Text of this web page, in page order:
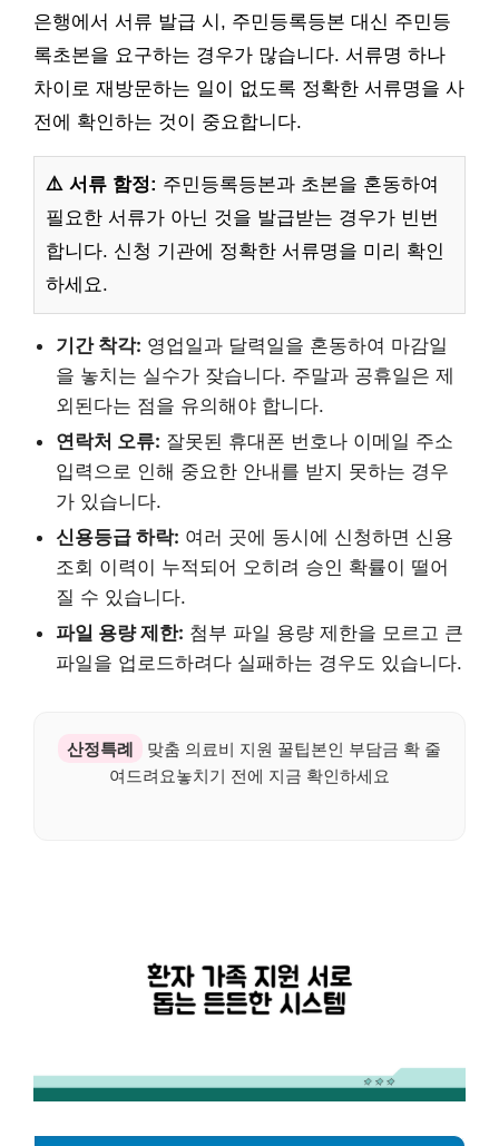
은행에서 서류 발급 시, 주민등록등본 대신 주민등
록초본을 요구하는 경우가 많습니다. 서류명 하나
차이로 재방문하는 일이 없도록 정확한 서류명을 사
전에 확인하는 것이 중요합니다.
⚠️ 서류 함정: 주민등록등본과 초본을 혼동하여
필요한 서류가 아닌 것을 발급받는 경우가 빈번
합니다. 신청 기관에 정확한 서류명을 미리 확인
하세요.
기간 착각: 영업일과 달력일을 혼동하여 마감일
을 놓치는 실수가 잦습니다. 주말과 공휴일은 제
외된다는 점을 유의해야 합니다.
연락처 오류: 잘못된 휴대폰 번호나 이메일 주소
입력으로 인해 중요한 안내를 받지 못하는 경우
가 있습니다.
신용등급 하락: 여러 곳에 동시에 신청하면 신용
조회 이력이 누적되어 오히려 승인 확률이 떨어
질 수 있습니다.
파일 용량 제한: 첨부 파일 용량 제한을 모르고 큰
파일을 업로드하려다 실패하는 경우도 있습니다.
산정특례
맞춤 의료비 지원 꿀팁본인 부담금 확 줄
여드려요놓치기 전에 지금 확인하세요